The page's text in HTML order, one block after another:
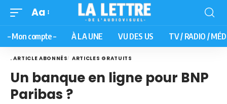
Aa
– Mon compte – À LA UNE VU DES US TV / RADIO /
. ARTICLE ABONNÉS ARTICLES GRATUITS
Un banque en ligne pour BNP
Paribas ?